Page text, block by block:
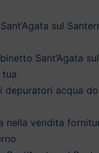
sul
Sant’Agata
depuratori acqua
nella vendita